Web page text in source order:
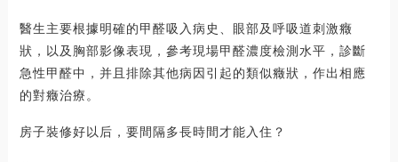
醫生主要根據明確的甲醛吸入病史、眼部及呼吸道刺激癥
狀，以及胸部影像表現，參考現場甲醛濃度檢測水平，診斷
急性甲醛中，并且排除其他病因引起的類似癥狀，作出相應
的對癥治療。
房子裝修好以后，要間隔多長時間才能入住？